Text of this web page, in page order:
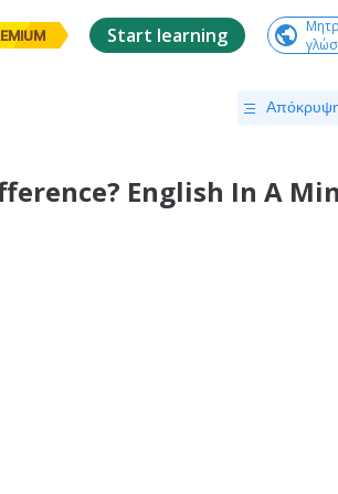
Start learning
Απόκρυψη
English In A